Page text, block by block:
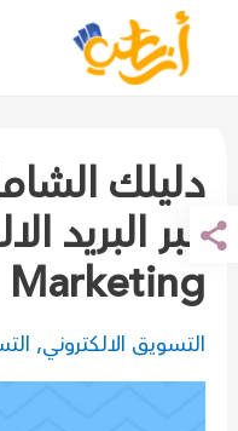
تخطي
دليلك
Marketing
التسويق الالكتروني,